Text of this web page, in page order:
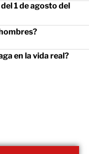
1 de agosto del
en la vida real?